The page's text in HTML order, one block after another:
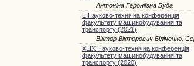
Антоніна Героніївна Буда
L Науково-технічна конференція
факультету машинобудування та
транспорту (2021)
Віктор Вікторович Біліченко,
XLIX Науково-технічна конференція
факультету машинобудування та
транспорту (2020)